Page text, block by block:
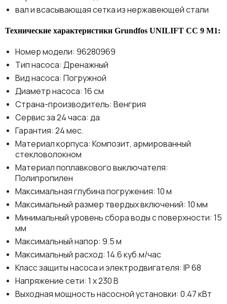
вал и всасывающая сетка из нержавеющей стали
Технические характеристики Grundfos UNILIFT CC 9 M1:
Номер модели: 96280969
Тип насоса: Дренажный
Вид насоса: Погружной
Диаметр насоса: 16 см
Страна-производитель: Венгрия
Сервис за 24 часа: да
Гарантия: 24 мес.
Материал корпуса: Композит, армированный
стекловолокном
Материал поплавкового выключателя:
Полипропилен
Максимальная глубина погружения: 10 м
Максимальный размер твердых включений: 10 мм
Минимальный уровень сбора воды с поверхности: 15
мм
Максимальный напор: 9.5 м
Максимальный расход: 14.6 куб.м/час
Класс защиты насоса и электродвигателя: IP 68
Напряжение сети: 1 х 230 В
Выходная мощность насосной установки: 0.47 кВт